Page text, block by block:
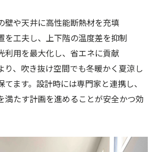
壁や天井に高性能断熱材を充填
を工夫し、上下階の温度差を抑制
利用を最大化し、省エネに貢献
り、吹き抜け空間でも冬暖かく夏涼し
てます。設計時には専門家と連携し、
満たす計画を進めることが安全かつ効